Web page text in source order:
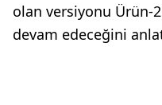
olan versiyonu Ürün-
devam edeceğini